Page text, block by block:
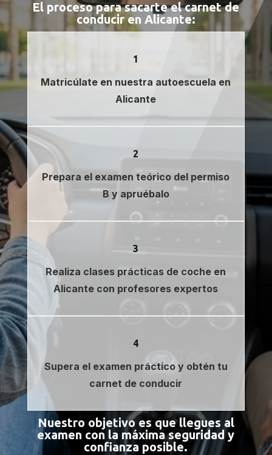
El proceso para sacarte el carnet de
conducir en Alicante:
1
Matricúlate en nuestra autoescuela en
Alicante
2
Prepara el examen teórico del permiso
B y apruébalo
3
Realiza clases prácticas de coche en
Alicante con profesores expertos
4
Supera el examen práctico y obtén tu
carnet de conducir
Nuestro objetivo es que llegues al
examen con la máxima seguridad y
confianza posible.